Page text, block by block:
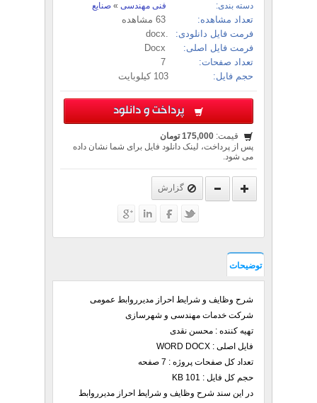
دسته بندی: فنی مهندسی » صنایع
تعداد مشاهده:
فرمت فایل دانلودی:
.docx
فرمت فایل اصلی:
تعداد صفحات:
حجم فایل:
103 کیلوبایت
پرداخت و دانلود
قیمت: 175,000 تومان
پس از پرداخت، لینک دانلود فایل برای شما نشان داده
می شود.
گزارش
توضیحات
شرح وظایف و شرایط احراز مدیرروابط عمومی
شرکت خدمات مهندسی و شهرسازی
تهيه کننده : محسن نقدی
فایل اصلی : WORD DOCX
تعداد کل صفحات پروژه : 7 صفحه
حجم کل فایل : 101 KB
در این سند شرح وظایف و شرایط احراز مدیرروابط